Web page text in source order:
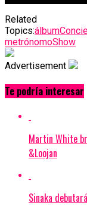
Related
Topics:álbum
metrónomoShow
Advertisement
Te podría interesar
Martin White
&Loojan
Sinaka